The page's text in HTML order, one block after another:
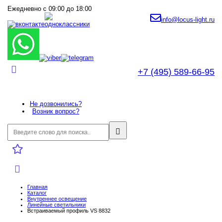
Ежедневно с 09:00 до 18:00
info@locus-light.ru
+7 (495) 589-66-95
Не дозвонились?
Возник вопрос?
Главная
Каталог
Внутреннее оcвещение
Линейные светильники
Встраиваемый профиль VS 8832